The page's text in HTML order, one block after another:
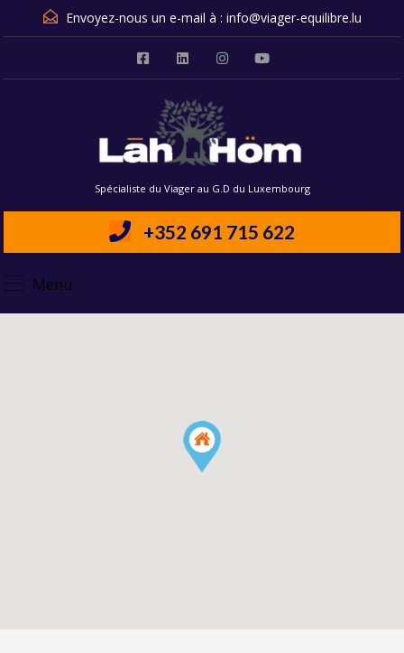
Envoyez-nous un e-mail à : info@viager-equilibre.lu
Spécialiste du Viager au G.D du Luxembourg
+352 691 715 622
Menu